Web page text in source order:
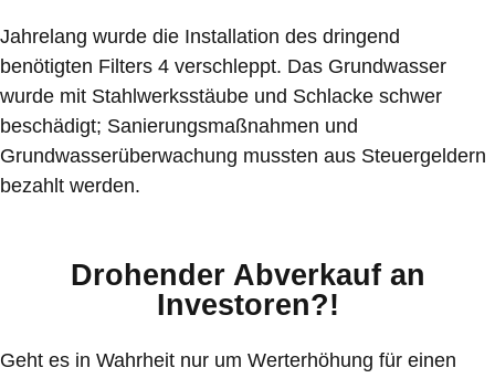
Jahrelang wurde die Installation des dringend
benötigten Filters 4 verschleppt. Das Grundwasser
wurde mit Stahlwerksstäube und Schlacke schwer
beschädigt; Sanierungsmaßnahmen und
Grundwasserüberwachung mussten aus Steuergeldern
bezahlt werden.
Drohender Abverkauf an
Investoren?!
Geht es in Wahrheit nur um Werterhöhung für einen